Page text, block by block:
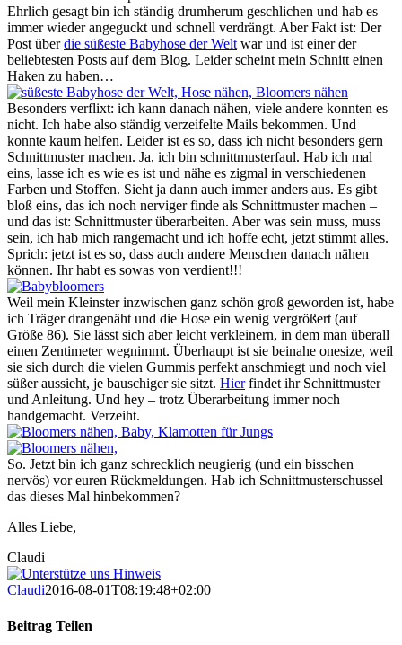
Ehrlich gesagt bin ich ständig drumherum geschlichen und hab es
immer wieder angeguckt und schnell verdrängt. Aber Fakt ist: Der
Post überdie süßeste Babyhose der Weltwar und ist einer der
beliebtesten Posts auf dem Blog. Leider scheint mein Schnitt einen
Haken zu haben…
Besonders verflixt: ich kann danach nähen, viele andere konnten es
nicht. Ich habe also ständig verzeifelte Mails bekommen. Und
konnte kaum helfen. Leider ist es so, dass ich nicht besonders gern
Schnittmuster machen. Ja, ich bin schnittmusterfaul. Hab ich mal
eins, lasse ich es wie es ist und nähe es zigmal in verschiedenen
Farben und Stoffen. Sieht ja dann auch immer anders aus. Es gibt
bloß eins, das ich noch nerviger finde als Schnittmuster machen –
und das ist: Schnittmuster überarbeiten. Aber was sein muss, muss
sein, ich hab mich rangemacht und ich hoffe echt, jetzt stimmt alles.
Sprich: jetzt ist es so, dass auch andere Menschen danach nähen
können. Ihr habt es sowas von verdient!!!
Weil mein Kleinster inzwischen ganz schön groß geworden ist, habe
ich Träger drangenäht und die Hose ein wenig vergrößert (auf
Größe 86). Sie lässt sich aber leicht verkleinern, in dem man überall
einen Zentimeter wegnimmt. Überhaupt ist sie beinahe onesize, weil
sie sich durch die vielen Gummis perfekt anschmiegt und noch viel
süßer aussieht, je bauschiger sie sitzt. Hierfindet ihr Schnittmuster
und Anleitung. Und hey – trotz Überarbeitung immer noch
handgemacht. Verzeiht.
So. Jetzt bin ich ganz schrecklich neugierig (und ein bisschen
nervös) vor euren Rückmeldungen. Hab ich Schnittmusterschussel
das dieses Mal hinbekommen?
Alles Liebe,
Claudi
Claudi2016-08-01T08:19:48+02:00
Beitrag Teilen